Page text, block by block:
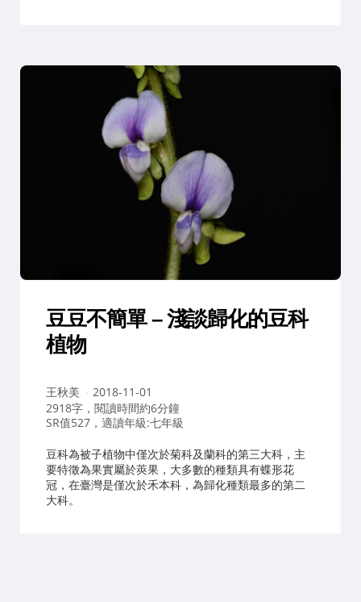
豆豆不簡單 – 淺談歸化的豆科
植物
作
者：
王秋美
2018-11-01
2918字，閱讀時間約6分鐘
SR值527，適讀年級:七年級
豆科為被子植物中僅次於菊科及蘭科的第三大科，主
要特徵為果實屬於莢果，大多數的種類具有蝶形花
冠，在臺灣是僅次於禾本科，為歸化種類最多的第二
大科。